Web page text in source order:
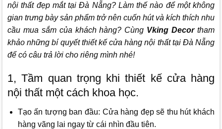
nội thất đẹp mắt tại Đà Nẵng? Làm thế nào để một không
gian trưng bày sản phẩm trở nên cuốn hút và kích thích nhu
cầu mua sắm của khách hàng? Cùng Vking Decortham
khảo những bí quyết thiết kế cửa hàng nội thất tại Đà Nẵng
để có câu trả lời cho riêng mình nhé!
1, Tầm quan trọng khi thiết kế cửa hàng
nội thất một cách khoa học.
Tạo ấn tượng ban đầu: Cửa hàng đẹp sẽ thu hút khách
hàng vãng lai ngay từ cái nhìn đầu tiên.